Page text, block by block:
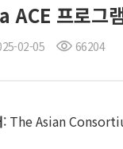
ACE 프로그
02-05 66204
: The Asian